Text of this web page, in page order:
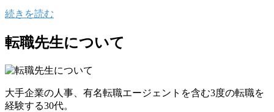
続きを読む
転職先生について
大手企業の人事、有名転職エージェントを含む3度の転職を
経験する30代。